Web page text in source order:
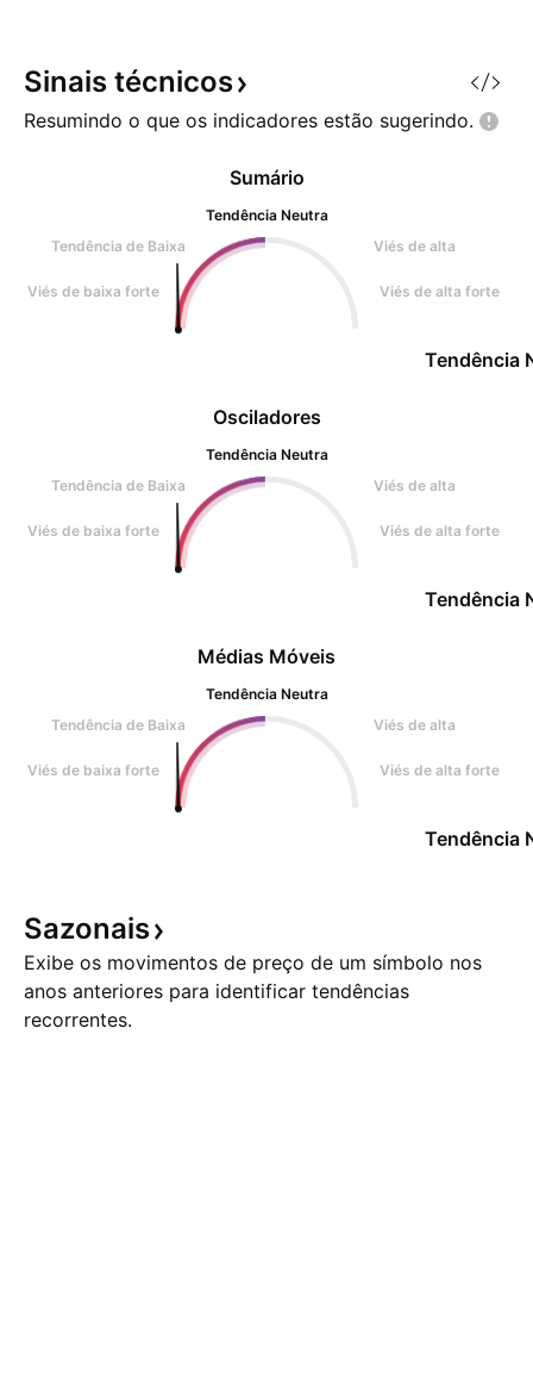
Sinais técnicos
Resumindo o que os indicadores estão sugerindo.
Osciladores
Tendência Neutra
Tendência de Baixa
Viés de alta
Viés de baixa forte Viés de alta forte
Tendência
Sumário
Tendência Neutra
Tendência de Baixa
Viés de alta
Viés de baixa forte Viés de alta forte
Tendência
Médias Móveis
Tendência Neutra
Tendência de Baixa
Viés de alta
Viés de baixa forte Viés de alta forte
Tendência
Sazonais
Exibe os movimentos de preço de um símbolo nos
anos anteriores para identificar tendências
recorrentes.